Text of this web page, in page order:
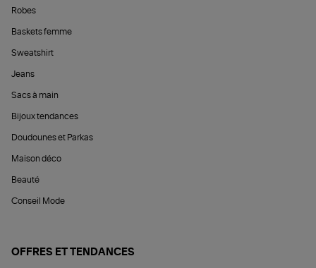
Robes
Baskets femme
Sweatshirt
Jeans
Sacs à main
Bijoux tendances
Doudounes et Parkas
Maison déco
Beauté
Conseil Mode
OFFRES ET TENDANCES